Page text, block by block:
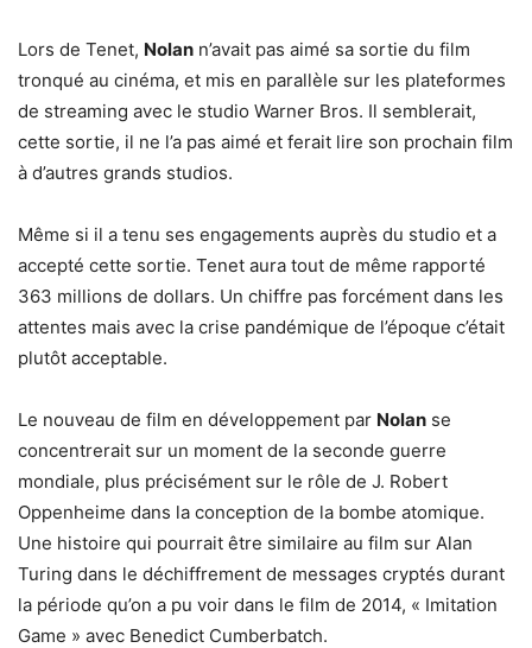
Lors de Tenet, Nolan n’avait pas aimé sa sortie du film
tronqué au cinéma, et mis en parallèle sur les plateformes
de streaming avec le studio Warner Bros. Il semblerait,
cette sortie, il ne l’a pas aimé et ferait lire son prochain film
à d’autres grands studios.
Même si il a tenu ses engagements auprès du studio et a
accepté cette sortie. Tenet aura tout de même rapporté
363 millions de dollars. Un chiffre pas forcément dans les
attentes mais avec la crise pandémique de l’époque c’était
plutôt acceptable.
Le nouveau de film en développement par Nolan se
concentrerait sur un moment de la seconde guerre
mondiale, plus précisément sur le rôle de J. Robert
Oppenheime dans la conception de la bombe atomique.
Une histoire qui pourrait être similaire au film sur Alan
Turing dans le déchiffrement de messages cryptés durant
la période qu’on a pu voir dans le film de 2014, « Imitation
Game » avec Benedict Cumberbatch.